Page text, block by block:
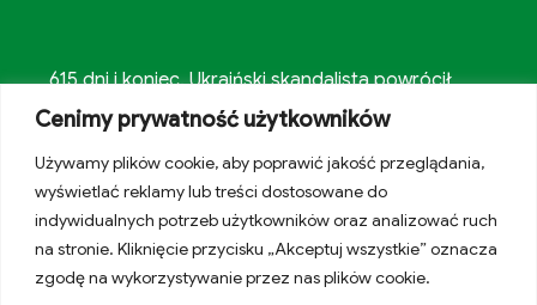
Cenimy prywatność użytkowników
Używamy plików cookie, aby poprawić jakość przeglądania,
wyświetlać reklamy lub treści dostosowane do
indywidualnych potrzeb użytkowników oraz analizować ruch
na stronie. Kliknięcie przycisku „Akceptuj wszystkie” oznacza
zgodę na wykorzystywanie przez nas plików cookie.
615 dni i koniec. Ukraiński skandalista powrócił
zwycięstwo w Montrealu
Znamy godzinę drugiego meczu Igi Świątek w
Toronto!